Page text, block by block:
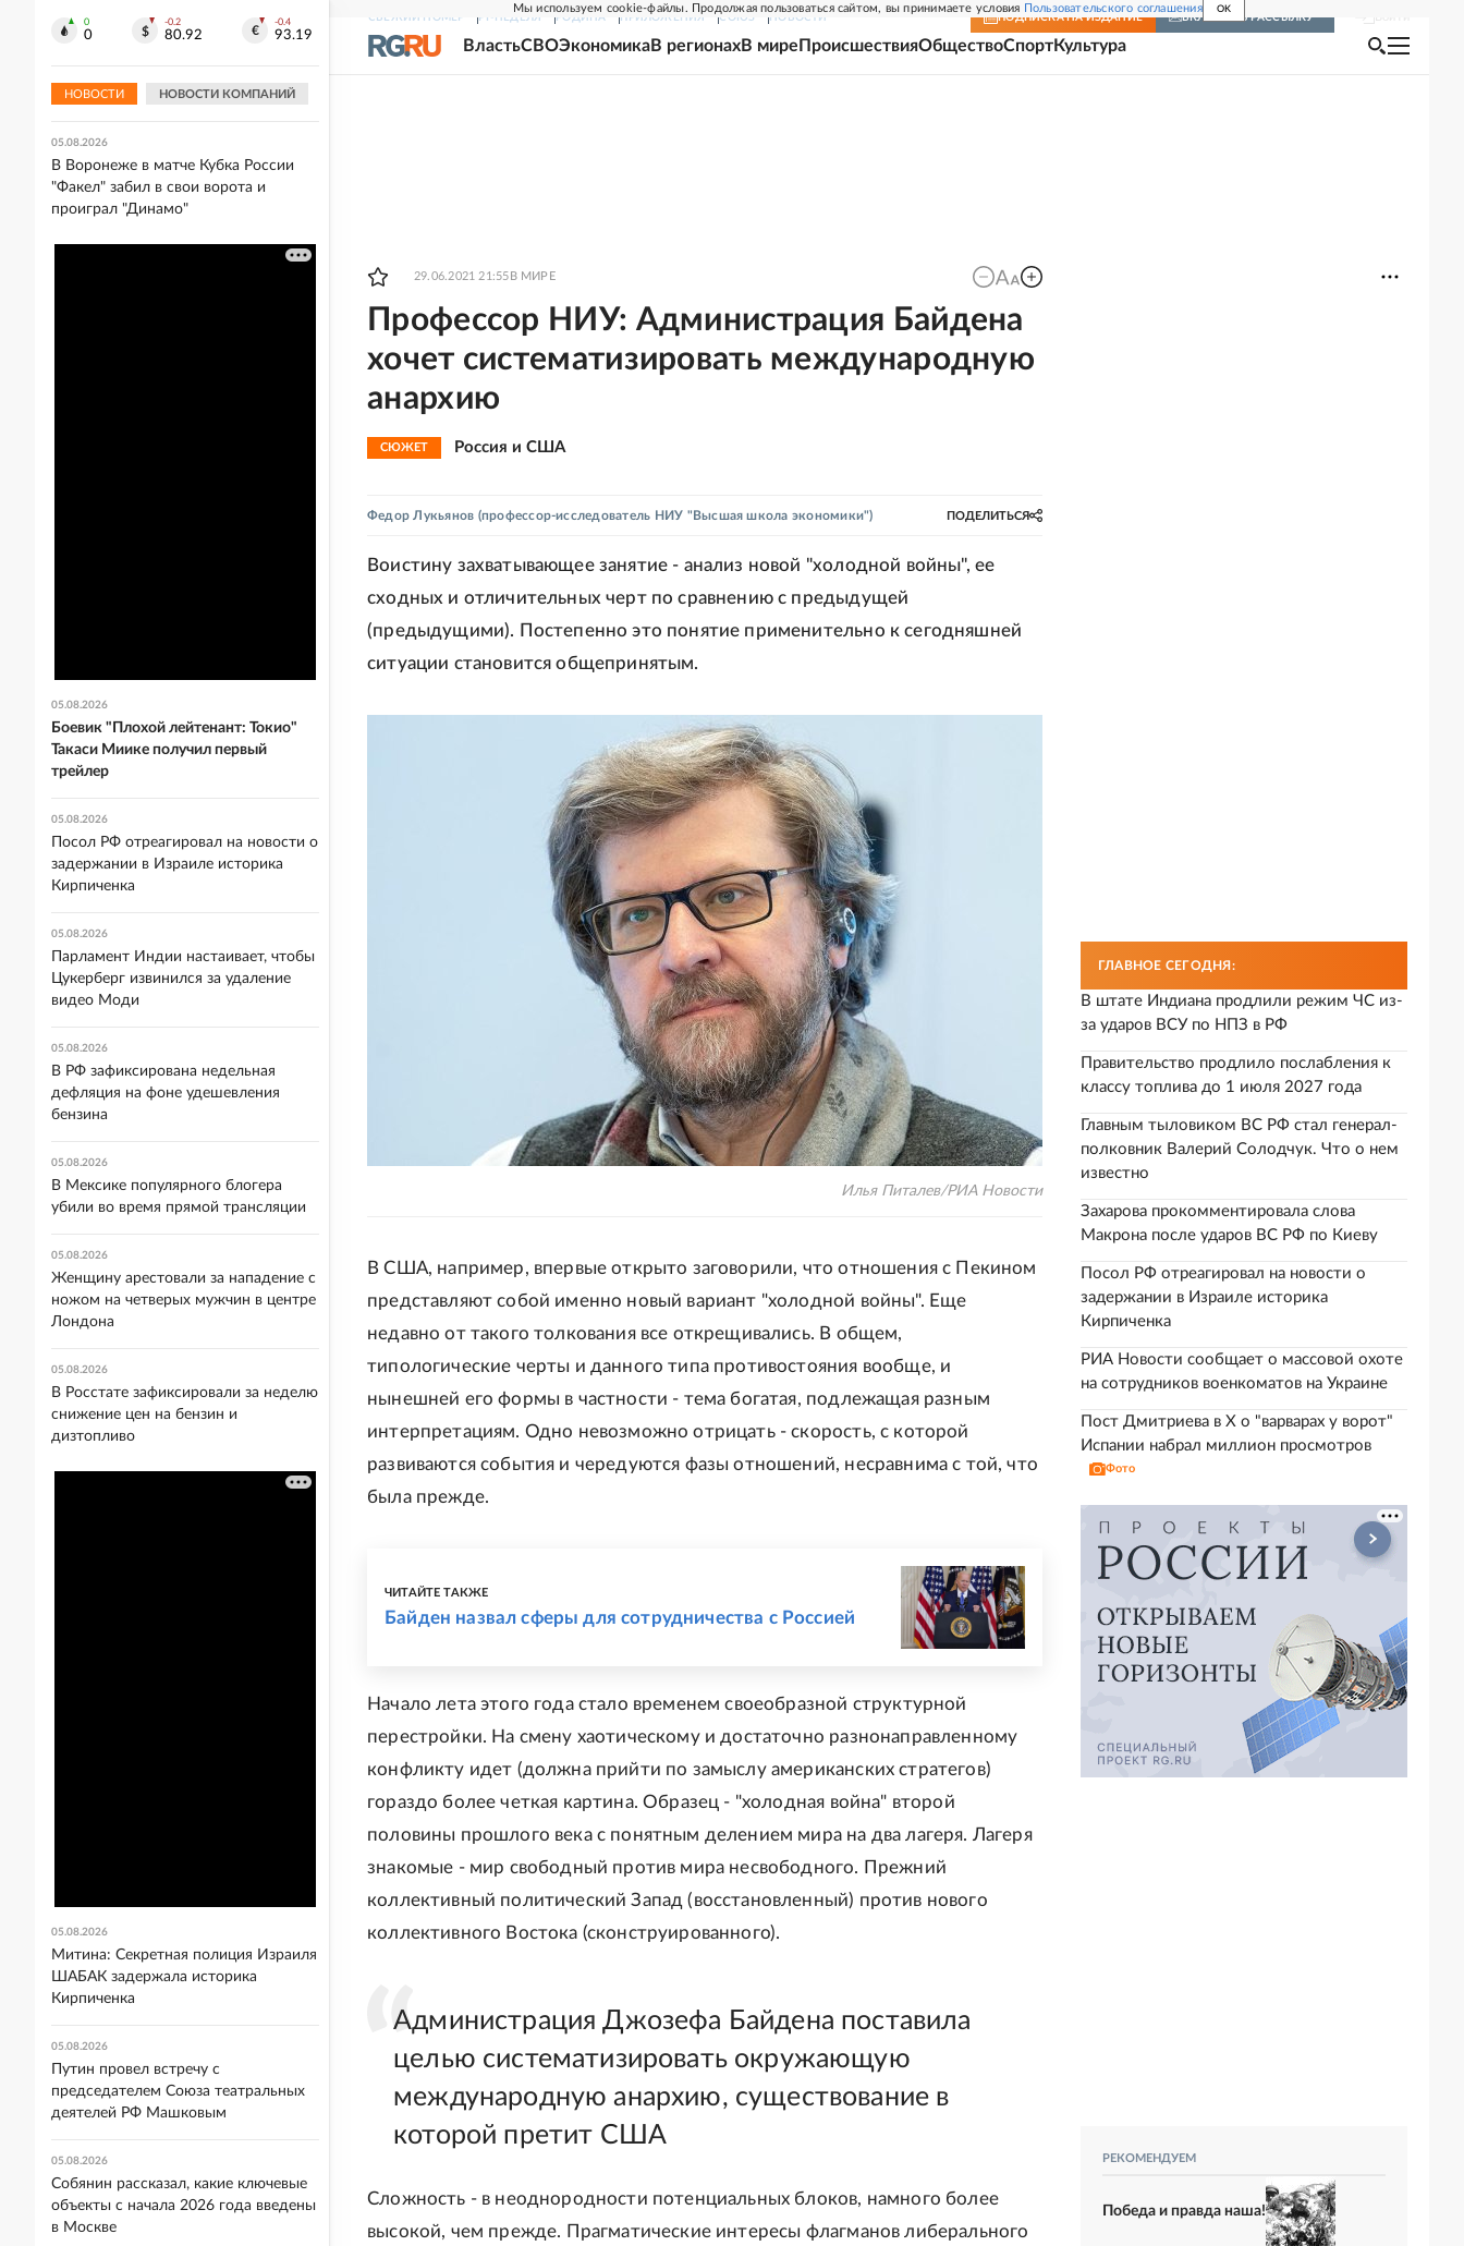
Мы используем cookie-файлы. Продолжая пользоваться сайтом, вы принимаете условия Пользовательского соглашения OK
СВЕЖИЙ НОМЕР РГ-НЕДЕЛЯ РОДИНА ПРИЛОЖЕНИЯ СОЮЗ НОВОСТИ ПОДПИСКА НА ИЗДАНИЕ ВКЛЮЧИТЬ РАССЫЛКУ
ВластьСВОЭкономикаВ регионахВ мире ПроисшествияОбществоСпортКультура
29.06.2021 21:55 В МИРЕ
Профессор НИУ: Администрация Байдена
хочет систематизировать международную
анархию
СЮЖЕТ Россия и США
Федор Лукьянов (профессор-исследователь НИУ "Высшая школа экономики") ПОДЕЛИТЬСЯ
Воистину захватывающее занятие - анализ новой "холодной войны", ее
сходных и отличительных черт по сравнению с предыдущей
(предыдущими). Постепенно это понятие применительно к сегодняшней
ситуации становится общепринятым.
Илья Питалев/РИА Новости
В США, например, впервые открыто заговорили, что отношения с Пекином
представляют собой именно новый вариант "холодной войны". Еще
недавно от такого толкования все открещивались. В общем,
типологические черты и данного типа противостояния вообще, и
нынешней его формы в частности - тема богатая, подлежащая разным
интерпретациям. Одно невозможно отрицать - скорость, с которой
развиваются события и чередуются фазы отношений, несравнима с той, что
была прежде.
ЧИТАЙТЕ ТАКЖЕ
Байден назвал сферы для сотрудничества с Россией
Начало лета этого года стало временем своеобразной структурной
перестройки. На смену хаотическому и достаточно разнонаправленному
конфликту идет (должна прийти по замыслу американских стратегов)
гораздо более четкая картина. Образец - "холодная война" второй
половины прошлого века с понятным делением мира на два лагеря. Лагеря
знакомые - мир свободный против мира несвободного. Прежний
коллективный политический Запад (восстановленный) против нового
коллективного Востока (сконструированного).
Администрация Джозефа Байдена поставила
целью систематизировать окружающую
международную анархию, существование в
которой претит США
Сложность - в неоднородности потенциальных блоков, намного более
высокой, чем прежде. Прагматические интересы флагманов либерального
ГЛАВНОЕ СЕГОДНЯ:
В штате Индиана продлили режим ЧС из-
за ударов ВСУ по НПЗ в РФ
Правительство продлило послабления к
классу топлива до 1 июля 2027 года
Главным тыловиком ВС РФ стал генерал-
полковник Валерий Солодчук. Что о нем
известно
Захарова прокомментировала слова
Макрона после ударов ВС РФ по Киеву
Посол РФ отреагировал на новости о
задержании в Израиле историка
Кирпиченка
РИА Новости сообщает о массовой охоте
на сотрудников военкоматов на Украине
Пост Дмитриева в X о "варварах у ворот"
Испании набрал миллион просмотров
Фото
РЕКОМЕНДУЕМ
Победа и правда наша!
0
0
-0.2
80.92
-0.4
93.19
НОВОСТИ НОВОСТИ КОМПАНИЙ
05.08.2026
Воронеже
05.08.2026
В Воронеже в матче Кубка России
"Факел" забил в свои ворота и
проиграл "Динамо"
05.08.2026
Боевик "Плохой лейтенант: Токио"
Такаси Миике получил первый
трейлер
05.08.2026
Посол РФ отреагировал на новости о
задержании в Израиле историка
Кирпиченка
05.08.2026
Парламент Индии настаивает, чтобы
Цукерберг извинился за удаление
видео Моди
05.08.2026
В РФ зафиксирована недельная
дефляция на фоне удешевления
бензина
05.08.2026
В Мексике популярного блогера
убили во время прямой трансляции
05.08.2026
Женщину арестовали за нападение с
ножом на четверых мужчин в центре
Лондона
05.08.2026
В Росстате зафиксировали за неделю
снижение цен на бензин и
дизтопливо
05.08.2026
Митина: Секретная полиция Израиля
ШАБАК задержала историка
Кирпиченка
05.08.2026
Путин провел встречу с
председателем Союза театральных
деятелей РФ Машковым
05.08.2026
Собянин рассказал, какие ключевые
объекты с начала 2026 года введены
в Москве